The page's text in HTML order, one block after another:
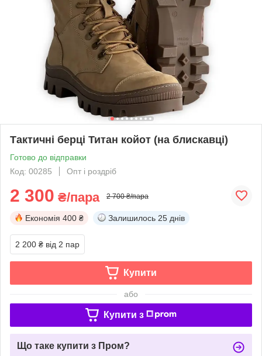
Тактичні берці Титан койот (на блискавці)
Готово до відправки
Код: 00285
Опт і роздріб
2 300 ₴/пара 2 700 ₴/пара
Економія 400 ₴ Залишилось 25 днів
2 200 ₴ від 2 пар
Купити
або
Купити з
Що таке купити з Пром?